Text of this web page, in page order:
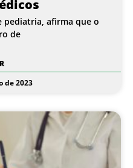
pediatria, afirma que o
de
de 2023